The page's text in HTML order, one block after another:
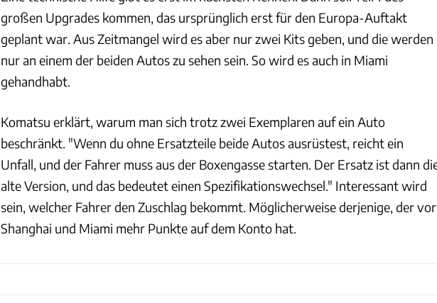
großen Upgrades kommen, das ursprünglich erst für den Europa-Auftakt
geplant war. Aus Zeitmangel wird es aber nur zwei Kits geben, und die werden
nur an einem der beiden Autos zu sehen sein. So wird es auch in Miami
gehandhabt.
Komatsu erklärt, warum man sich trotz zwei Exemplaren auf ein Auto
beschränkt. "Wenn du ohne Ersatzteile beide Autos ausrüstest, reicht ein
Unfall, und der Fahrer muss aus der Boxengasse starten. Der Ersatz ist dann
alte Version, und das bedeutet einen Spezifikationswechsel." Interessant wird
sein, welcher Fahrer den Zuschlag bekommt. Möglicherweise derjenige, der vor
Shanghai und Miami mehr Punkte auf dem Konto hat.